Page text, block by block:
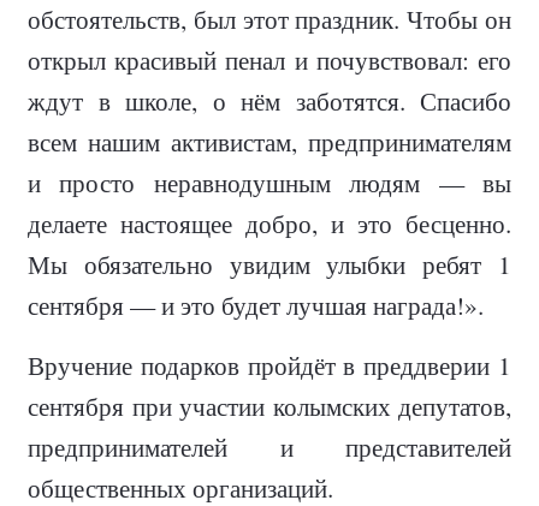
обстоятельств, был этот праздник. Чтобы он
открыл красивый пенал и почувствовал: его
ждут в школе, о нём заботятся. Спасибо
всем нашим активистам, предпринимателям
и просто неравнодушным людям — вы
делаете настоящее добро, и это бесценно.
Мы обязательно увидим улыбки ребят 1
сентября — и это будет лучшая награда!».
Вручение подарков пройдёт в преддверии 1
сентября при участии колымских депутатов,
предпринимателей и представителей
общественных организаций.